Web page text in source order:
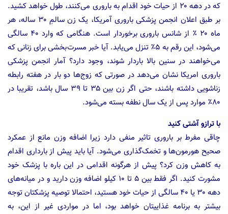
که در دهه ۲۰ از حیات خود اقدام به باروری می‌کنند، طول خواهد کشید.
بر طبق اعلان انجمن پزشکی باروری آمریکا، یک زن سالمِ ۳۰ ساله، هر
ماه ۲۰ ٪ از شانس باروری برخوردار است. هنگامی که‌ وارد ۴۰ سالگی
می‌شود، این رقم به ۵٪ تنزل می‌یابد. آیا خبر مسرت‌بخشی برای زنانی که
می‌خواهند در سنین بالا باردار شوند، وجود دارد؟ آمار انجمن پزشکی
باروری امریکا نشان می‌دهد در صورتی که زوج‌ها دو بار در هفته رابطه
زناشویی داشته باشند، حتی اگر زن بین ۳۵ تا ۳۹ سال باشد، تقریبا در
۸۰٪ موارد پس از یک سال نطفه بسته می‌شود.
با ترازو آشتی کنید
چاقی مفرط بر باروری تاثیر منفی دارد زیرا اضافه وزن مانع از عمکرد
صحیح هورمون‌ها و تخمک‌گذاری می‌شود. آیا باید پیش از بارداری اقدام
به کاهش وزن کرد؟ پیش از هرگونه اقدامی در این باره با پزشک خود
مشورت کنید. اگر فقط بین ۵ تا ۱۰ کیلو اضافه وزن دارید و در میانه‌های
دهه ۳۰ یا ۴۰ سالگی از حیات خود هستید، احتمالا توصیه پزشکتان توجه
بیشتر به برنامه غذاییتان خواهد بود، اما در مواردی غیر از این، به